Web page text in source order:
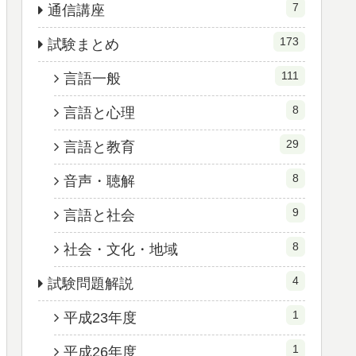
通信講座 7
試験まとめ 173
言語一般 111
言語と心理 8
言語と教育 29
音声・聴解 8
言語と社会 9
社会・文化・地域 8
試験問題解説 4
平成23年度 1
平成26年度 1